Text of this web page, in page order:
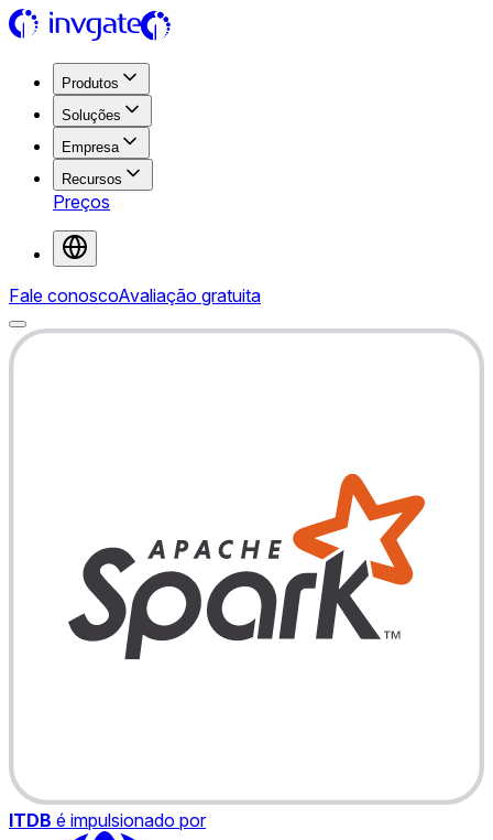
Produtos
Soluções
Empresa
Recursos
Preços
Fale conoscoAvaliação gratuita
ITDB é impulsionado por